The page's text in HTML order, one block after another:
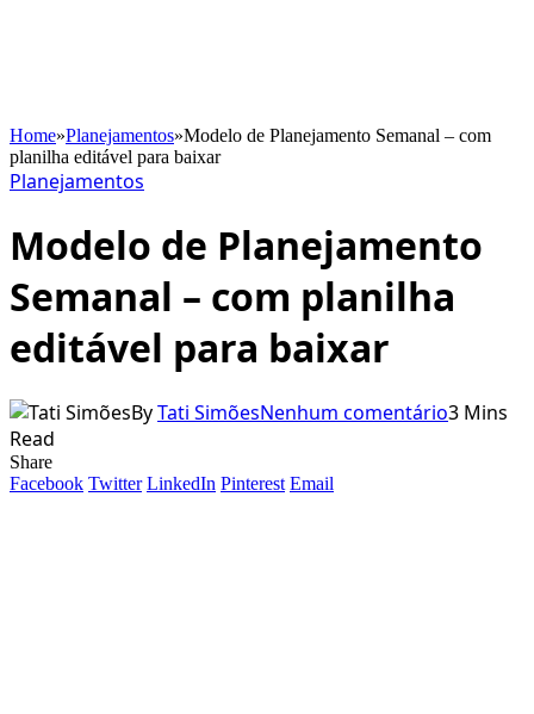
Home»Planejamentos»Modelo de Planejamento Semanal – com
planilha editável para baixar
Planejamentos
Modelo de Planejamento
Semanal – com planilha
editável para baixar
ByTati SimõesNenhum comentário3 Mins
Read
Share
Facebook Twitter LinkedIn Pinterest Email